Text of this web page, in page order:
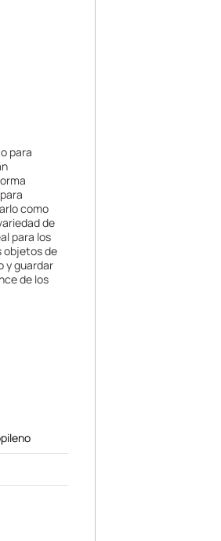
para
como
de
para los
objetos de
y guardar
de los